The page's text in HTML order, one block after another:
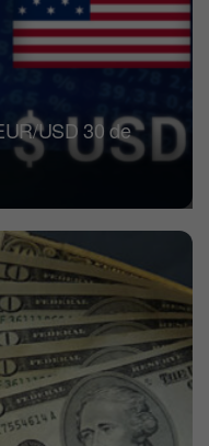
USD 30 de